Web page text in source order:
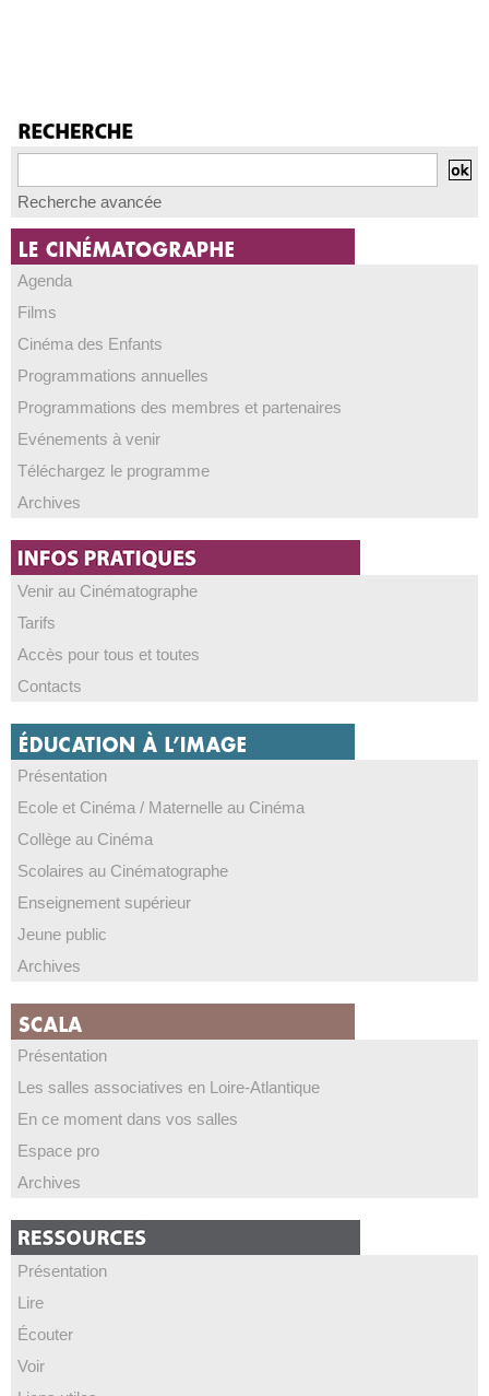
Recherche avancée
Agenda
Films
Cinéma des Enfants
Programmations annuelles
Programmations des membres et partenaires
Evénements à venir
Téléchargez le programme
Archives
Venir au Cinématographe
Tarifs
Accès pour tous et toutes
Contacts
Présentation
Ecole et Cinéma / Maternelle au Cinéma
Collège au Cinéma
Scolaires au Cinématographe
Enseignement supérieur
Jeune public
Archives
Présentation
Les salles associatives en Loire-Atlantique
En ce moment dans vos salles
Espace pro
Archives
Présentation
Lire
Écouter
Voir